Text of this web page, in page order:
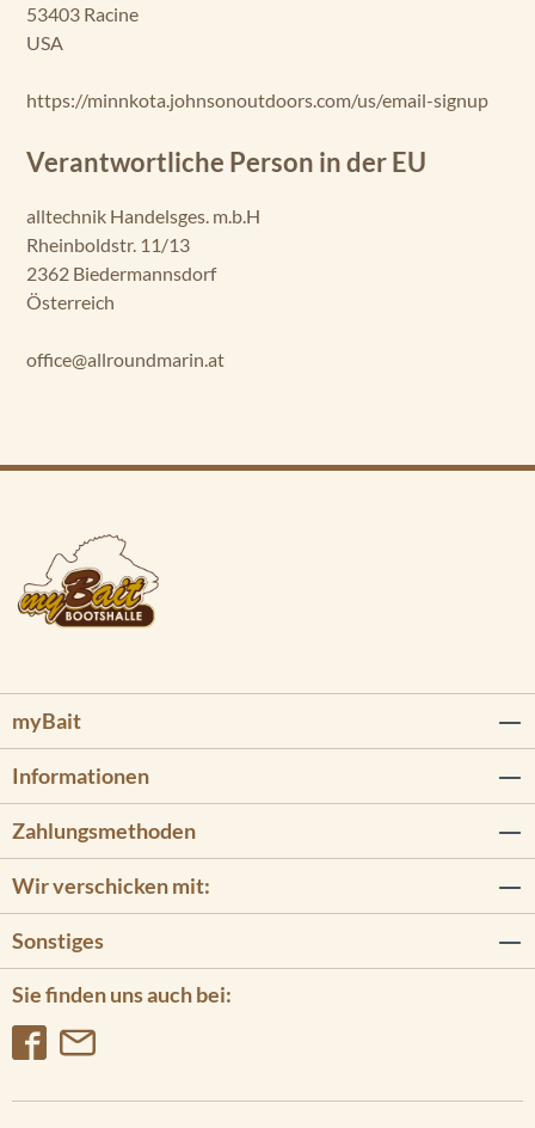
53403 Racine
USA
https://minnkota.johnsonoutdoors.com/us/email-signup
Verantwortliche Person in der EU
alltechnik Handelsges. m.b.H
Rheinboldstr. 11/13
2362 Biedermannsdorf
Österreich
office@allroundmarin.at
myBait
Informationen
Sie finden uns auch bei:
Zahlungsmethoden
Wir verschicken mit:
Sonstiges